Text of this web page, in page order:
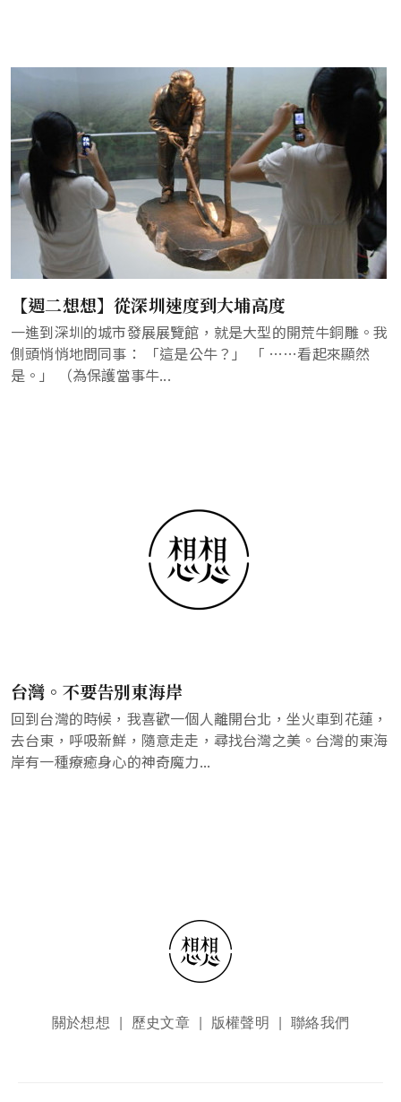
【週二想想】從深圳速度到大埔高度
一進到深圳的城市發展展覽館，就是大型的開荒牛銅雕。我
側頭悄悄地問同事： 「這是公牛？」 「 ……看起來顯然
是。」 （為保護當事牛...
台灣。不要告別東海岸
回到台灣的時候，我喜歡一個人離開台北，坐火車到花蓮，
去台東，呼吸新鮮，隨意走走，尋找台灣之美。台灣的東海
岸有一種療癒身心的神奇魔力...
頁尾選單關於想想 歷史文章 版權聲明 聯絡我們